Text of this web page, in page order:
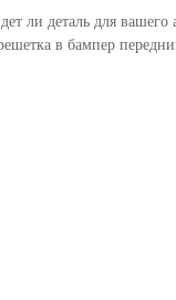
ли деталь для
в бампер